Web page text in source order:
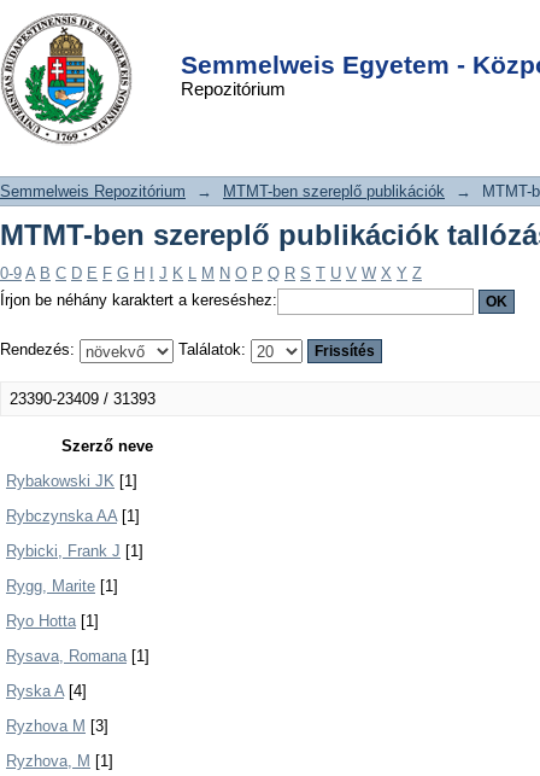
Semmelweis Egyetem -
Repozitórium
MTMT-ben szereplő publikációk
tallózása szerző szerint
DSpace/Manakin Repository
Semmelweis Repozitórium → MTMT-ben szereplő publikációk → MTMT-
MTMT-ben szereplő publikációk
0-9 A B C D E F G H J K L M N O P Q R S T U V W X Y Z
Írjon be néhány karaktert a kereséshez:
Rendezés: Találatok:
23390-23409 / 31393
Szerző neve
Rybakowski JK [1]
Rybczynska AA[1]
Rybicki, Frank J [1]
Rygg, Marite [1]
Ryo Hotta[1]
Rysava, Romana[1]
Ryska A[4]
Ryzhova M [3]
Ryzhova, M [1]